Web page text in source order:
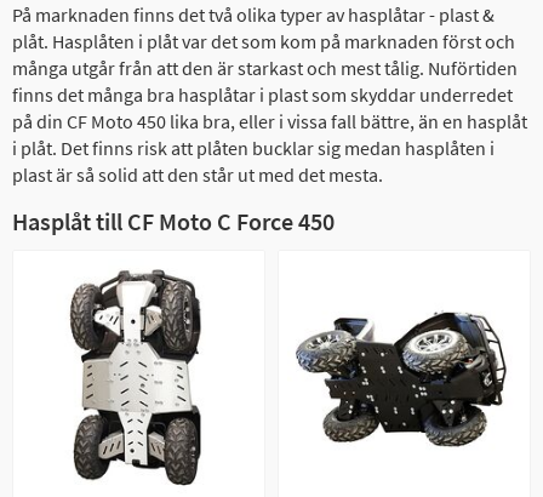
På marknaden finns det två olika typer av hasplåtar - plast &
plåt. Hasplåten i plåt var det som kom på marknaden först och
många utgår från att den är starkast och mest tålig. Nuförtiden
finns det många bra hasplåtar i plast som skyddar underredet
på din CF Moto 450 lika bra, eller i vissa fall bättre, än en hasplåt
i plåt. Det finns risk att plåten bucklar sig medan hasplåten i
plast är så solid att den står ut med det mesta.
Hasplåt till CF Moto C Force 450